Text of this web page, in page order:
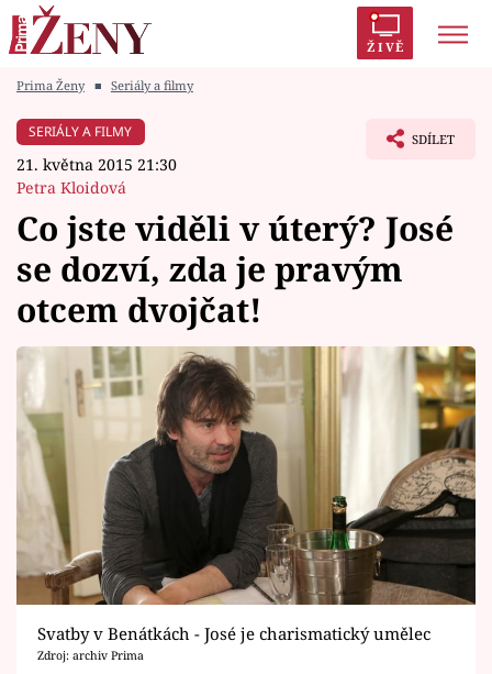
ŽIVĚ
Módní alarm
Témata
Celebrity
Vztahy
Seriály
Horoskopy
Sledujte prima+
Filmový festival Karlovy Vary
Pořady
Prima Ženy ■ Seriály a filmy
SERIÁLY A FILMY
21. května 2015 21:30
Petra Kloidová
SDÍLET
Co jste viděli v úterý? José
se dozví, zda je pravým
otcem dvojčat!
Svatby v Benátkách - José je charismatický umělec
Zdroj: archiv Prima